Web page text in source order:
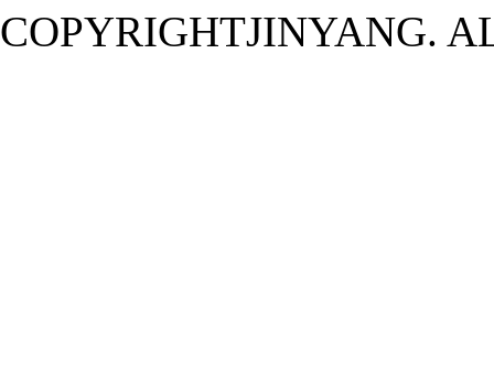
COPYRIGHTJINYANG.